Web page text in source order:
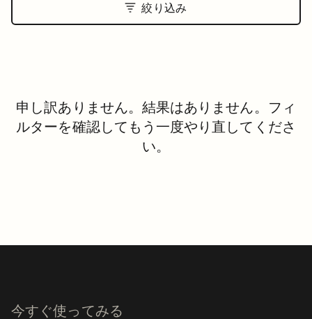
絞り込み
申し訳ありません。結果はありません。フィ
ルターを確認してもう一度やり直してくださ
い。
今すぐ使ってみる